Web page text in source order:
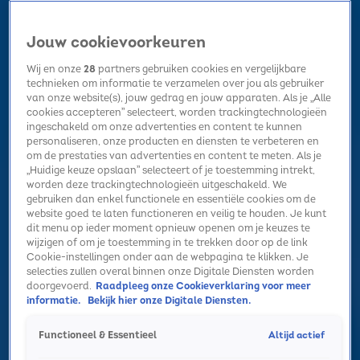
Home Radio luisteren Hitlijsten Acties Kerst Nieuws
Volg Sky Radio
Zoeken
HomeRadio luisterenActies Alle zendersSummer Top 101
Jouw cookievoorkeuren
Wij en onze28partners gebruiken cookies en vergelijkbare
technieken om informatie te verzamelen over jou als gebruiker
van onze website(s), jouw gedrag en jouw apparaten. Als je „Alle
cookies accepteren” selecteert, worden trackingtechnologieën
ingeschakeld om onze advertenties en content te kunnen
personaliseren, onze producten en diensten te verbeteren en
om de prestaties van advertenties en content te meten. Als je
„Huidige keuze opslaan” selecteert of je toestemming intrekt,
worden deze trackingtechnologieën uitgeschakeld. We
gebruiken dan enkel functionele en essentiële cookies om de
website goed te laten functioneren en veilig te houden. Je kunt
dit menu op ieder moment opnieuw openen om je keuzes te
wijzigen of om je toestemming in te trekken door op de link
Cookie-instellingen onder aan de webpagina te klikken. Je
selecties zullen overal binnen onze Digitale Diensten worden
doorgevoerd. Raadpleeg onze Cookieverklaring voor meer
informatie.
Bekijk hier onze Digitale Diensten.
Functioneel & Essentieel Altijd actief